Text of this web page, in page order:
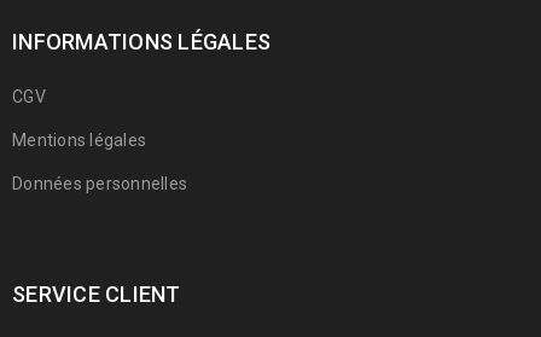
INFORMATIONS LÉGALES
CGV
Mentions légales
Données personnelles
SERVICE CLIENT